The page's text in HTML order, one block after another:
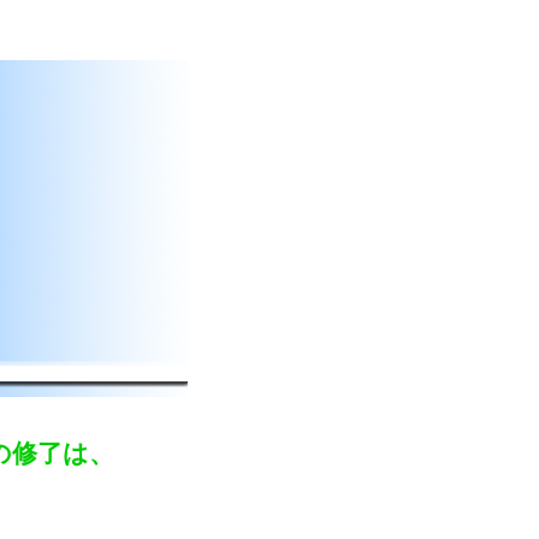
了は、